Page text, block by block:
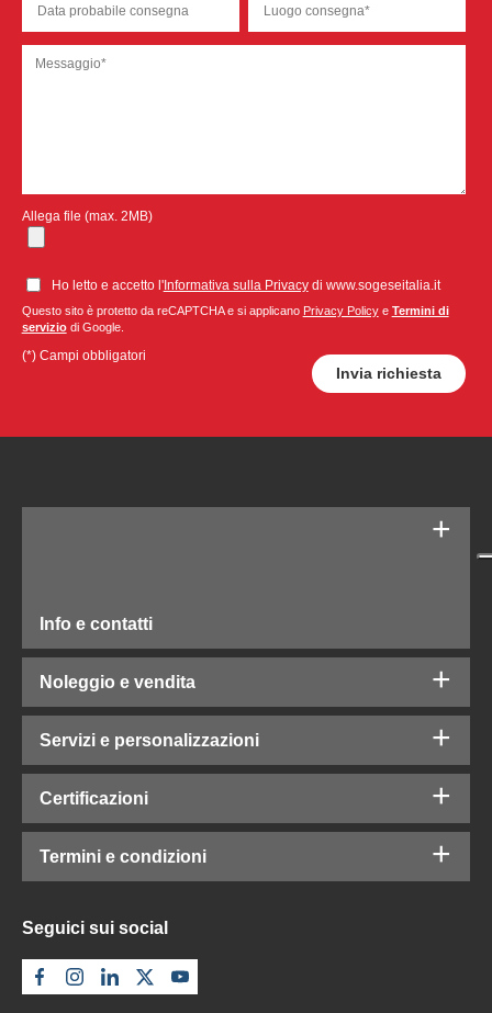
Allega file (max. 2MB)
Ho letto e accetto l'Informativa sulla Privacydi www.sogeseitalia.it
Questo sito è protetto da reCAPTCHA e si applicano Privacy Policye Termini di
serviziodi Google.
(*) Campi obbligatori
Info e contatti
Noleggio e vendita
Servizi e personalizzazioni
Certificazioni
Termini e condizioni
Seguici sui social